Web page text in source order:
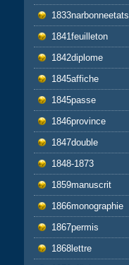
1833narbonneetats
1841feuilleton
1842diplome
1845affiche
1845passe
1846province
1847double
1848-1873
1859manuscrit
1866monographie
1867permis
1868lettre